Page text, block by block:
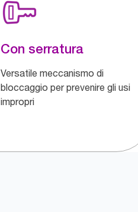
Con serratura
Versatile meccanismo di
bloccaggio per prevenire gli usi
impropri